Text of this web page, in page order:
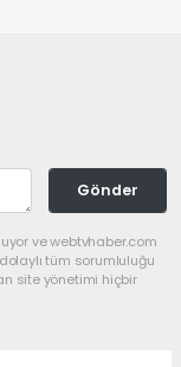
Gönder
ve webtvhaber.com
tüm sorumluluğu
site yönetimi hiçbir